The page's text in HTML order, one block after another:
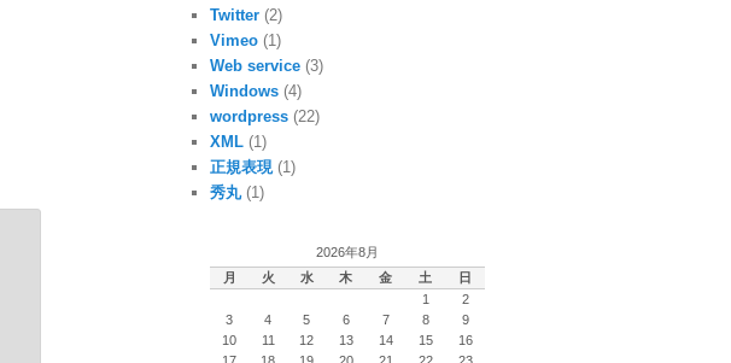
Twitter (2)
Vimeo (1)
Web service (3)
Windows (4)
wordpress (22)
XML (1)
正規表現 (1)
秀丸(1)
2026年8月
月
火 水 木 金 土 日
1
2
3
4 5 6 7 8
9
10
11 12 13 14 15
16